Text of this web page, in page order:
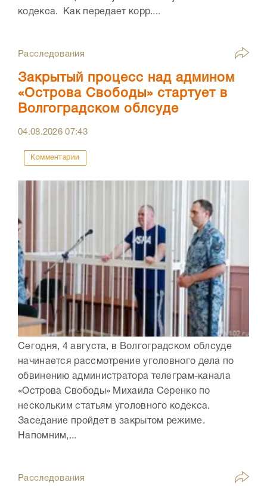
кодекса. Как передает корр....
Расследования
Закрытый процесс над админом
«Острова Свободы» стартует в
Волгоградском облсуде
04.08.202607:43
Комментарии
Сегодня, 4 августа, в Волгоградском облсуде
начинается рассмотрение уголовного дела по
обвинению администратора телеграм-канала
«Острова Свободы» Михаила Серенко по
нескольким статьям уголовного кодекса.
Заседание пройдет в закрытом режиме.
Напомним,...
Расследования